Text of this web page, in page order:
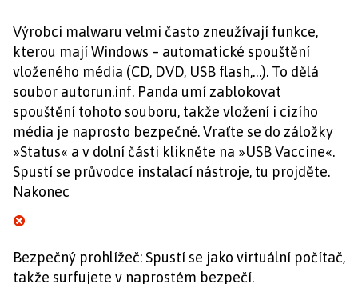
Výrobci malwaru velmi často zneužívají funkce,
kterou mají Windows – automatické spouštění
vloženého média (CD, DVD, USB flash,…). To dělá
soubor autorun.inf. Panda umí zablokovat
spouštění tohoto souboru, takže vložení i cizího
média je naprosto bezpečné. Vraťte se do záložky
»Status« a v dolní části klikněte na »USB Vaccine«.
Spustí se průvodce instalací nástroje, tu projděte.
Nakonec
Bezpečný prohlížeč: Spustí se jako virtuální počítač,
takže surfujete v naprostém bezpečí.